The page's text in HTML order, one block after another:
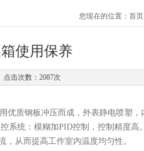
您现在的位置： 首页
使用保养
击次数：2087次
质钢板冲压而成，外表静电喷塑，
系统：模糊加PID控制，控制精度高。
从而提高工作室内温度均匀性。